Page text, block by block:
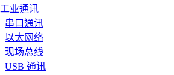
工业通讯
串口通讯
以太网络
现场总线
USB 通讯